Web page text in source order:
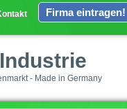
Firma eintragen!
- Made in Germany